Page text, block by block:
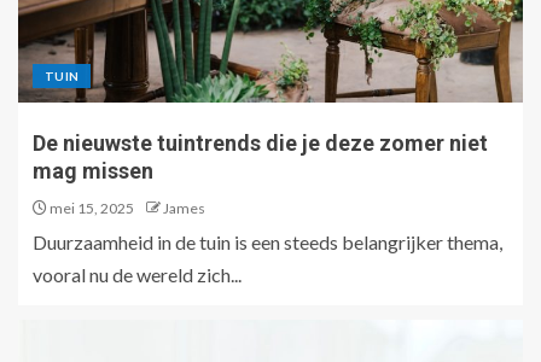
TUIN
De nieuwste tuintrends die je deze zomer niet
mag missen
mei 15, 2025 James
Duurzaamheid in de tuin is een steeds belangrijker thema,
vooral nu de wereld zich...